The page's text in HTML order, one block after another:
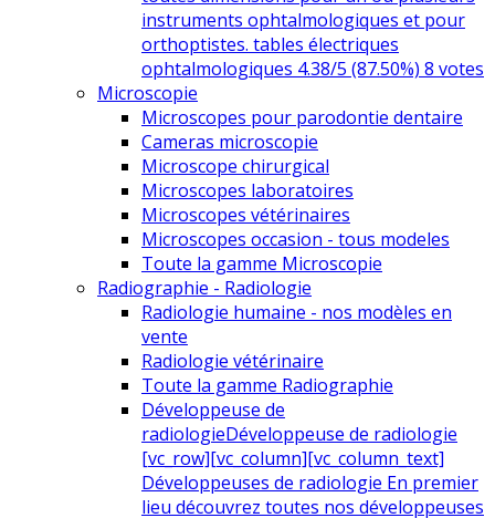
instruments ophtalmologiques et pour
orthoptistes. tables électriques
ophtalmologiques 4.38/5 (87.50%) 8 votes
Microscopie
Microscopes pour parodontie dentaire
Cameras microscopie
Microscope chirurgical
Microscopes laboratoires
Microscopes vétérinaires
Microscopes occasion - tous modeles
Toute la gamme Microscopie
Radiographie - Radiologie
Radiologie humaine - nos modèles en
vente
Radiologie vétérinaire
Toute la gamme Radiographie
Développeuse de
radiologieDéveloppeuse de radiologie
[vc_row][vc_column][vc_column_text]
Développeuses de radiologie En premier
lieu découvrez toutes nos développeuses